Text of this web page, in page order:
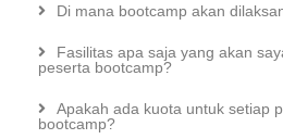
Di mana bootcamp akan
Fasilitas apa saja yang akan
peserta bootcamp?
Apakah ada kuota untuk setiap
bootcamp?